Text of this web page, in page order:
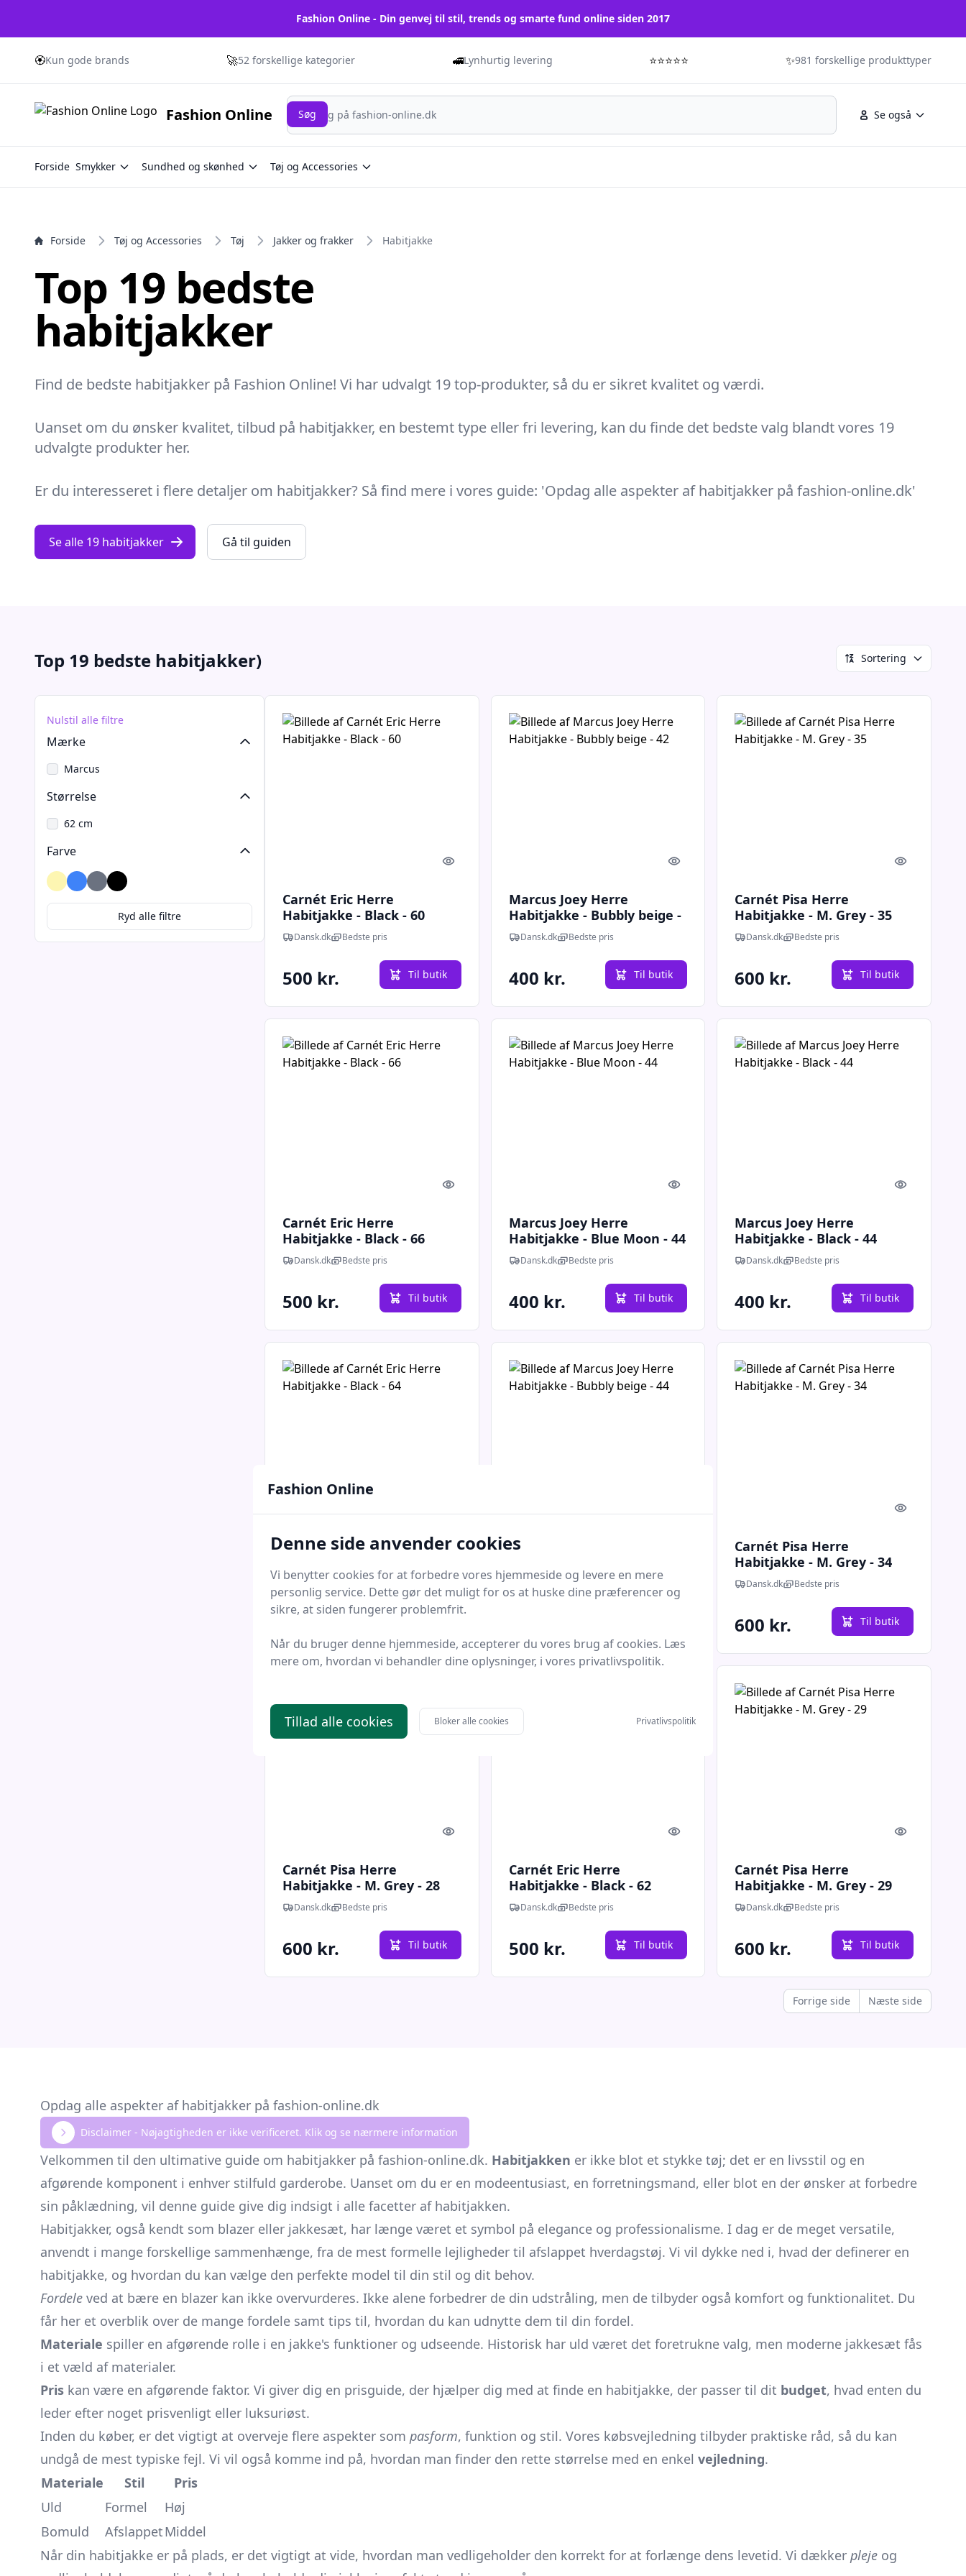
Fashion Online - Din genvej til stil, trends og smarte fund online siden 2017
🏵️Kun gode brands 🚀52 forskellige kategorier 🚅Lynhurtig levering ⭐⭐⭐⭐⭐ ✨981 forskellige produkttyper
Fashion Online Se også
Søg
Søg
Forside Smykker Sundhed og skønhed Tøj og Accessories
Forside Tøj og Accessories Tøj Jakker og frakker Habitjakke
Top 19 bedste
habitjakker
Find de bedste habitjakker på Fashion Online! Vi har udvalgt 19 top-produkter, så du er sikret kvalitet og værdi.
Uanset om du ønsker kvalitet, tilbud på habitjakker, en bestemt type eller fri levering, kan du finde det bedste valg blandt vores 19
udvalgte produkter her.
Er du interesseret i flere detaljer om habitjakker? Så find mere i vores guide: 'Opdag alle aspekter af habitjakker på fashion-online.dk'
Se alle 19 habitjakker Gå til guiden
Top 19 bedste habitjakker) Sortering
Nulstil alle filtre
Mærke
Marcus
Størrelse
62 cm
Farve
Beige
Blå GråSort
Ryd alle filtre
Quick look
Carnét Eric Herre
Habitjakke - Black - 60
Dansk.dk Bedste pris
500 kr. Til butik
Quick look
Marcus Joey Herre
Habitjakke - Bubbly beige -
42Dansk.dk Bedste pris
400 kr. Til butik
Quick look
Carnét Pisa Herre
Habitjakke - M. Grey - 35
Dansk.dk Bedste pris
600 kr. Til butik
Quick look
Carnét Eric Herre
Habitjakke - Black - 66
Dansk.dk Bedste pris
500 kr. Til butik
Quick look
Marcus Joey Herre
Habitjakke - Blue Moon - 44
Dansk.dk Bedste pris
400 kr. Til butik
Quick look
Marcus Joey Herre
Habitjakke - Black - 44
Dansk.dk Bedste pris
400 kr. Til butik
Carnét Eric Herre
Dansk.dk
Marcus Joey Herre
44
Bedste pris
Quick look
Carnét Pisa Herre
Habitjakke - M. Grey - 34
Dansk.dk Bedste pris
600 kr. Til butik
Quick look
Carnét Pisa Herre
Habitjakke - M. Grey - 28
Dansk.dk Bedste pris
600 kr. Til butik
Quick look
Carnét Eric Herre
Habitjakke - Black - 62
Dansk.dk Bedste pris
500 kr. Til butik
Quick look
Carnét Pisa Herre
Habitjakke - M. Grey - 29
Dansk.dk Bedste pris
600 kr. Til butik
Forrige side Næste side
Opdag alle aspekter af habitjakker på fashion-online.dk
Disclaimer - Nøjagtigheden er ikke verificeret. Klik og se nærmere information
Velkommen til den ultimative guide om habitjakker på fashion-online.dk. Habitjakken er ikke blot et stykke tøj; det er en livsstil og en
afgørende komponent i enhver stilfuld garderobe. Uanset om du er en modeentusiast, en forretningsmand, eller blot en der ønsker at forbedre
sin påklædning, vil denne guide give dig indsigt i alle facetter af habitjakken.
Habitjakker, også kendt som blazer eller jakkesæt, har længe været et symbol på elegance og professionalisme. I dag er de meget versatile,
anvendt i mange forskellige sammenhænge, fra de mest formelle lejligheder til afslappet hverdagstøj. Vi vil dykke ned i, hvad der definerer en
habitjakke, og hvordan du kan vælge den perfekte model til din stil og dit behov.
Fordele ved at bære en blazer kan ikke overvurderes. Ikke alene forbedrer de din udstråling, men de tilbyder også komfort og funktionalitet. Du
får her et overblik over de mange fordele samt tips til, hvordan du kan udnytte dem til din fordel.
Materiale spiller en afgørende rolle i en jakke's funktioner og udseende. Historisk har uld været det foretrukne valg, men moderne jakkesæt fås
i et væld af materialer.
Pris kan være en afgørende faktor. Vi giver dig en prisguide, der hjælper dig med at finde en habitjakke, der passer til dit budget, hvad enten du
leder efter noget prisvenligt eller luksuriøst.
Inden du køber, er det vigtigt at overveje flere aspekter som pasform, funktion og stil. Vores købsvejledning tilbyder praktiske råd, så du kan
undgå de mest typiske fejl. Vi vil også komme ind på, hvordan man finder den rette størrelse med en enkel vejledning.
Materiale
Stil
Pris
Uld
Formel
Høj
Bomuld
AfslappetMiddel
Når din habitjakke er på plads, er det vigtigt at vide, hvordan man vedligeholder den korrekt for at forlænge dens levetid. Vi dækker pleje og
Fashion Online
Denne side anvender cookies
Vi benytter cookies for at forbedre vores hjemmeside og levere en mere
personlig service. Dette gør det muligt for os at huske dine præferencer og
sikre, at siden fungerer problemfrit.
Når du bruger denne hjemmeside, accepterer du vores brug af cookies. Læs
mere om, hvordan vi behandler dine oplysninger, i vores privatlivspolitik.
Tillad alle cookies Bloker alle cookies Privatlivspolitik